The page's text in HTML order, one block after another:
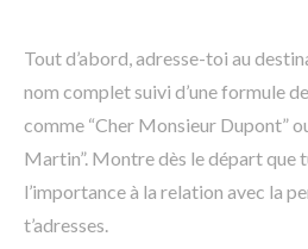
Tout d’abord, adresse-toi au
nom complet suivi d’une formule
comme “Cher Monsieur Dupont”
Martin”. Montre dès le départ que
l’importance à la relation avec la
t’adresses.